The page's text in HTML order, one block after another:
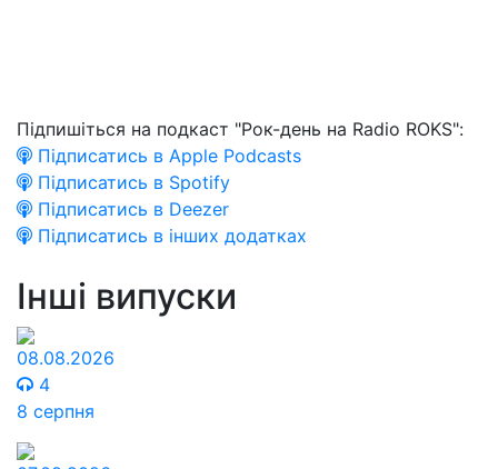
Підпишіться на подкаст "Рок-день на Radio ROKS":
Підписатись в Apple Podcasts
Підписатись в Spotify
Підписатись в Deezer
Підписатись в інших додатках
Інші випуски
08.08.2026
4
8 серпня